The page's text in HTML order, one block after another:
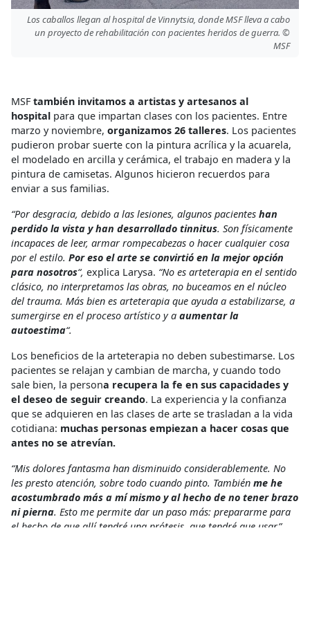
Los caballos llegan al hospital de Vinnytsia, donde MSF lleva a cabo
un proyecto de rehabilitación con pacientes heridos de guerra. ©
MSF
MSFtambién invitamos a artistas y artesanos al
hospital para que impartan clases con los pacientes. Entre
marzo y noviembre, organizamos 26 talleres. Los pacientes
pudieron probar suerte con la pintura acrílica y la acuarela,
el modelado en arcilla y cerámica, el trabajo en madera y la
pintura de camisetas. Algunos hicieron recuerdos para
enviar a sus familias.
“Por desgracia, debido a las lesiones, algunos pacientes han
perdido la vista y han desarrollado tinnitus. Son físicamente
incapaces de leer, armar rompecabezas o hacer cualquier cosa
por el estilo. Por eso el arte se convirtió en la mejor opción
para nosotros“, explica Larysa. “No es arteterapia en el sentido
clásico, no interpretamos las obras, no buceamos en el núcleo
del trauma. Más bien es arteterapia que ayuda a estabilizarse, a
sumergirse en el proceso artístico y a aumentar la
autoestima“.
Los beneficios de la arteterapia no deben subestimarse. Los
pacientes se relajan y cambian de marcha, y cuando todo
sale bien, la persona recupera la fe en sus capacidades y
el deseo de seguir creando. La experiencia y la confianza
que se adquieren en las clases de arte se trasladan a la vida
cotidiana: muchas personas empiezan a hacer cosas que
antes no se atrevían.
“Mis dolores fantasma han disminuido considerablemente. No
les presto atención, sobre todo cuando pinto. También me he
acostumbrado más a mí mismo y al hecho de no tener brazo
ni pierna. Esto me permite dar un paso más: prepararme para
el hecho de que allí tendré una prótesis, que tendré que usar”,